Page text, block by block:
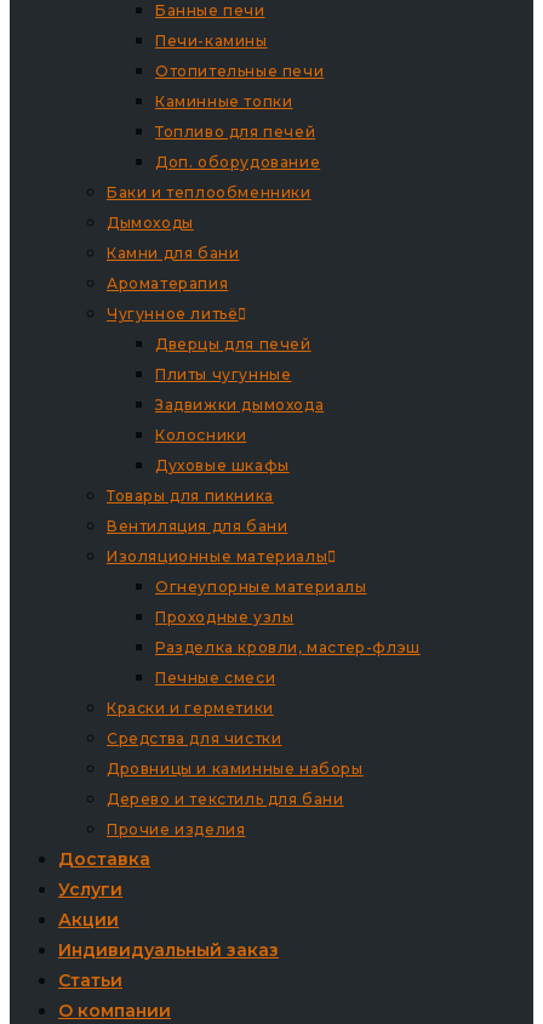
Банные печи
Печи-камины
Отопительные печи
Каминные топки
Топливо для печей
Доп. оборудование
Баки и теплообменники
Дымоходы
Камни для бани
Ароматерапия
Чугунное литьё
Дверцы для печей
Плиты чугунные
Задвижки дымохода
Колосники
Духовые шкафы
Товары для пикника
Вентиляция для бани
Изоляционные материалы
Огнеупорные материалы
Проходные узлы
Разделка кровли, мастер-флэш
Печные смеси
Краски и герметики
Средства для чистки
Дровницы и каминные наборы
Дерево и текстиль для бани
Прочие изделия
Доставка
Услуги
Акции
Индивидуальный заказ
Статьи
О компании